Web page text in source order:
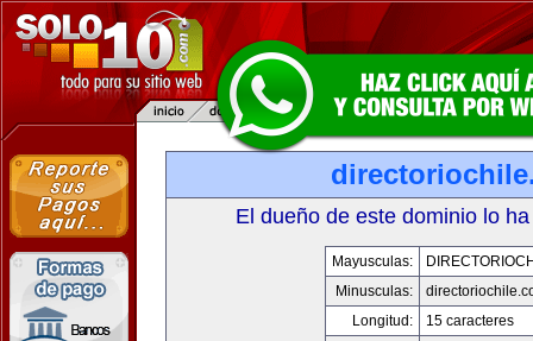
El dueño de este dominio lo
Mayusculas:
Minusculas:
Longitud:
15 caracteres